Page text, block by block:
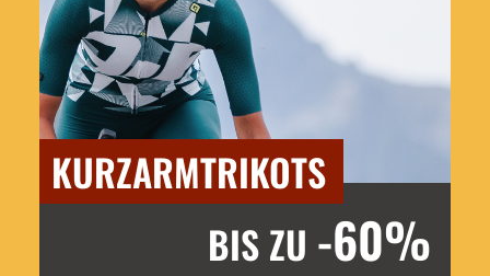
BIS ZU -60%
KURZARMTRIKOTS
Jetzt entdecken